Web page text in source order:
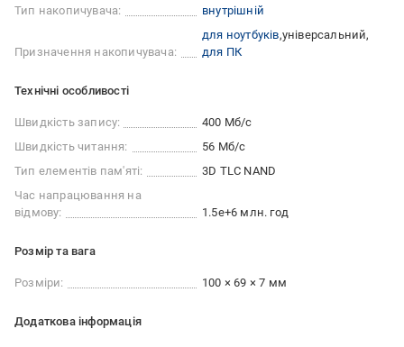
Тип накопичувача:
внутрішній
Призначення накопичувача:
для ноутбуків універсальний
для ПК
Технічні особливості
Швидкість запису:
400 Мб/с
Швидкість читання:
56 Мб/с
Тип елементів пам'яті:
3D TLC NAND
Час напрацювання на
відмову:
1.5e+6 млн. год
Розмір та вага
Розміри: 100 × 69 × 7 мм
Додаткова інформація